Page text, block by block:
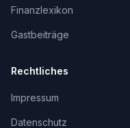
Finanzlexikon
Gastbeiträge
Rechtliches
Impressum
Datenschutz